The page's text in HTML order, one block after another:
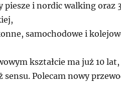
i nordic walking oraz
samochodowe i
kształcie ma już 10
Polecam nowy